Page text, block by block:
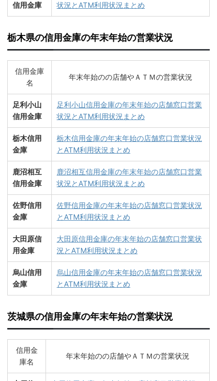
信用金庫
状況とATM利用状況まとめ
栃木県の信用金庫の年末年始の営業状況
信用金庫
名
年末年始のの店舗やＡＴＭの営業状況
足利小山
信用金庫
足利小山信用金庫の年末年始の店舗窓口営業
状況とATM利用状況まとめ
栃木信用
金庫
栃木信用金庫の年末年始の店舗窓口営業状況
とATM利用状況まとめ
鹿沼相互
信用金庫
鹿沼相互信用金庫の年末年始の店舗窓口営業
状況とATM利用状況まとめ
佐野信用
金庫
佐野信用金庫の年末年始の店舗窓口営業状況
とATM利用状況まとめ
大田原信
用金庫
大田原信用金庫の年末年始の店舗窓口営業状
況とATM利用状況まとめ
烏山信用
金庫
烏山信用金庫の年末年始の店舗窓口営業状況
とATM利用状況まとめ
茨城県の信用金庫の年末年始の営業状況
信用金
庫名
年末年始のの店舗やＡＴＭの営業状況